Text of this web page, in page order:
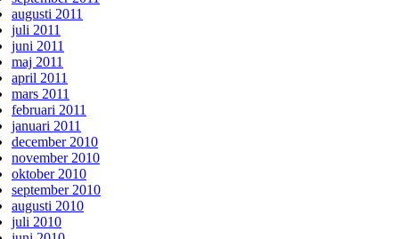
augusti 2011
juli 2011
juni 2011
maj 2011
april 2011
mars 2011
februari 2011
januari 2011
december 2010
november 2010
oktober 2010
september 2010
augusti 2010
juli 2010